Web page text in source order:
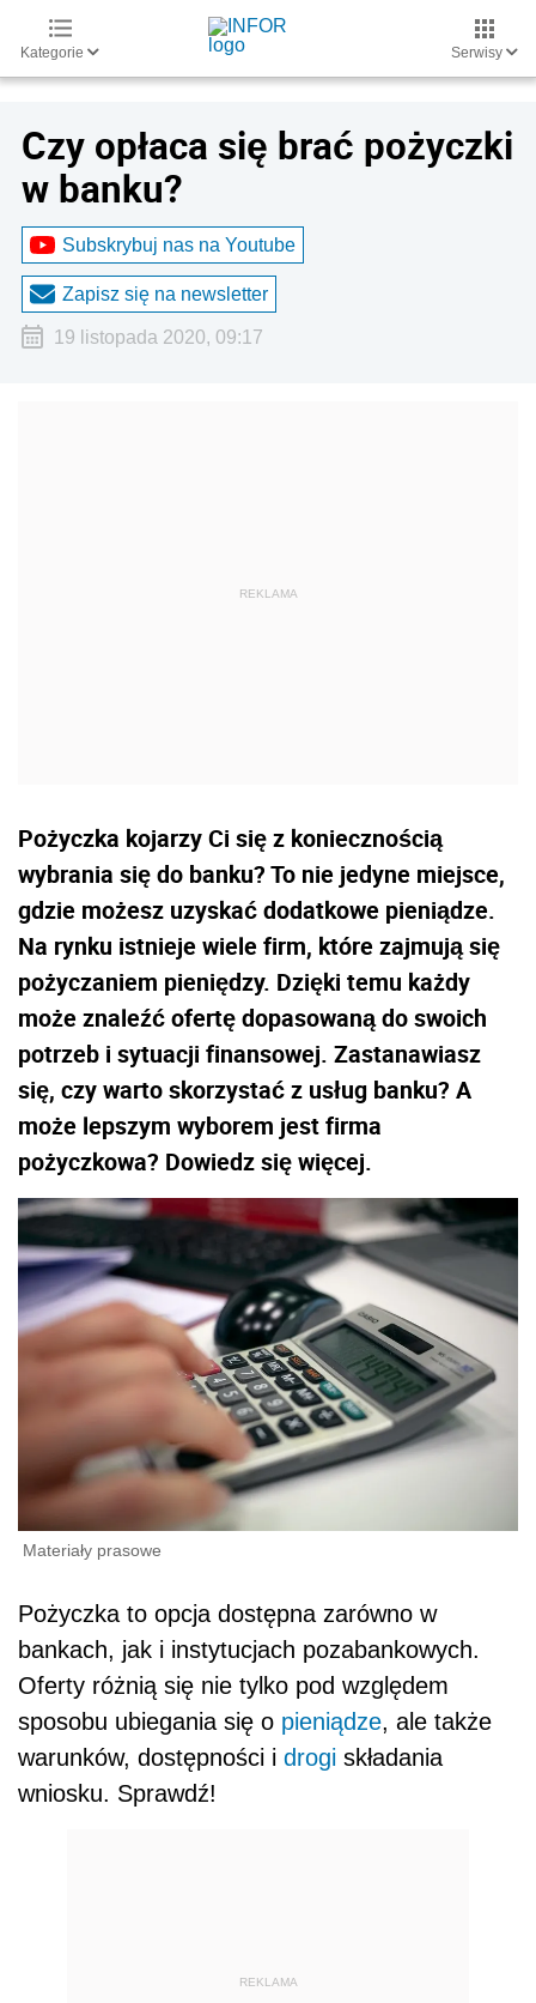
Kategorie Serwisy
Czy opłaca się brać pożyczki
w banku?
Subskrybuj nas na Youtube
Zapisz się na newsletter
19 listopada 2020, 09:17
Pożyczka kojarzy Ci się z koniecznością
wybrania się do banku? To nie jedyne miejsce,
gdzie możesz uzyskać dodatkowe pieniądze.
Na rynku istnieje wiele firm, które zajmują się
pożyczaniem pieniędzy. Dzięki temu każdy
może znaleźć ofertę dopasowaną do swoich
potrzeb i sytuacji finansowej. Zastanawiasz
się, czy warto skorzystać z usług banku? A
może lepszym wyborem jest firma
pożyczkowa? Dowiedz się więcej.
Materiały prasowe
Pożyczka to opcja dostępna zarówno w
bankach, jak i instytucjach pozabankowych.
Oferty różnią się nie tylko pod względem
sposobu ubiegania się o pieniądze, ale także
warunków, dostępności i drogi składania
wniosku. Sprawdź!
REKLAMA